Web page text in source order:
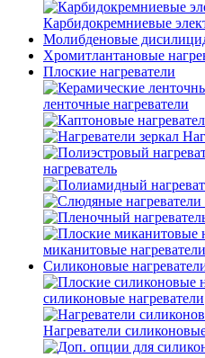
Карбидокремниевые
Молибденовые
Хромитлантановые
Плоские нагреватели
ленточные нагреватели
нагреватель
миканитовые нагреватели
Силиконовые
силиконовые нагреватели
Нагреватели